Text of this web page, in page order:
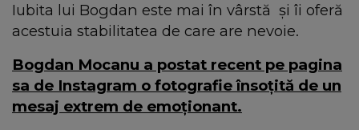
Iubita lui Bogdan este mai în vârstă și îi oferă
acestuia stabilitatea de care are nevoie.
Bogdan Mocanu a postat recent pe pagina
sa de Instagram o fotografie însoțită de un
mesaj extrem de emoționant.